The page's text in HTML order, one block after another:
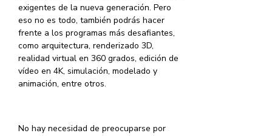
exigentes de la nueva generación. Pero
eso no es todo, también podrás hacer
frente a los programas más desafiantes,
como arquitectura, renderizado 3D,
realidad virtual en 360 grados, edición de
vídeo en 4K, simulación, modelado y
animación, entre otros.
No hay necesidad de preocuparse por